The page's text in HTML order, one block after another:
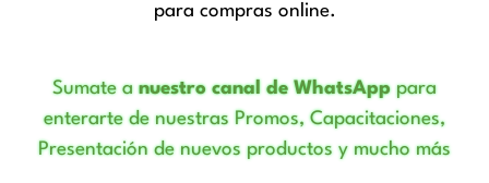
para compras online.
Sumate anuestro canal de WhatsApppara
enterarte de nuestras Promos, Capacitaciones,
Presentación de nuevos productos y mucho más